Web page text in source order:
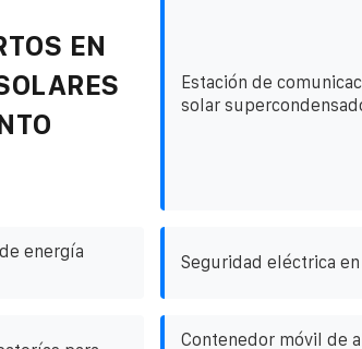
EN
Estación de
solar
energía
Seguridad eléctrica
Contenedor móvil de